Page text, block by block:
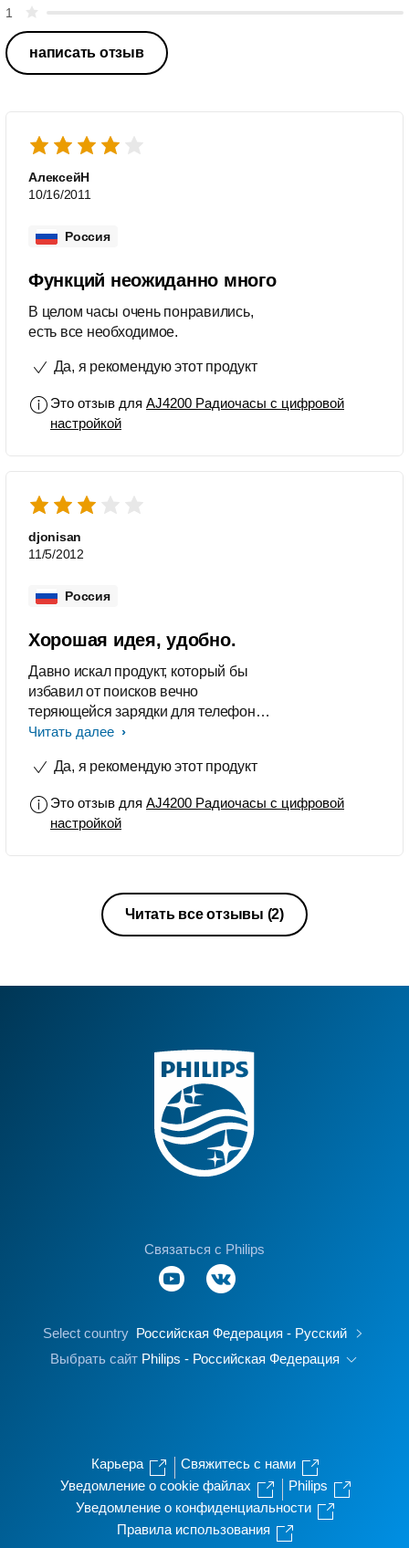
1
написать отзыв
АлексейН
10/16/2011
Россия
Функций неожиданно много
В целом часы очень понравились,
есть все необходимое.
Да, я рекомендую этот продукт
Это отзыв для AJ4200 Радиочасы с цифровой
настройкой
djonisan
11/5/2012
Россия
Хорошая идея, удобно.
Давно искал продукт, который бы
избавил от поисков вечно
теряющейся зарядки для телефона!
))) Как радиобудильник бесполезны
аккумулятора, т.к. часы постоянно
Читать далее
Да, я рекомендую этот продукт
Это отзыв для AJ4200 Радиочасы с цифровой
настройкой
Читать все отзывы (2)
Связаться с Philips
Select country Российская Федерация - Русский
Выбрать сайт Philips - Российская Федерация
Карьера
Свяжитесь с нами
Уведомление о cookie файлах
Philips
Уведомление о конфиденциальности
Правила использования